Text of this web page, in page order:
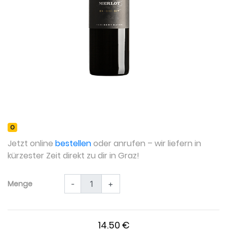
O
Jetzt online bestellenoder anrufen – wir liefern in
kürzester Zeit direkt zu dir in Graz!
Menge - +
14.50 €